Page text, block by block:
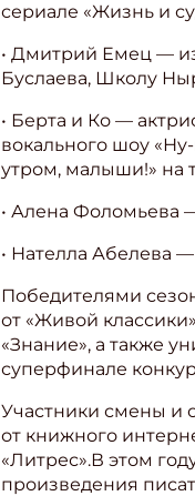
сериале «Жизнь и
• Дмитрий Емец —
Буслаева, Школу
• Берта и Ко —
вокального шоу
утром, малыши!» на
• Алена Фоломьева
• Нателла Абелева
Победителями
от «Живой
«Знание», а также
суперфинале
Участники смены и
от книжного
«Литрес».В этом
произведения